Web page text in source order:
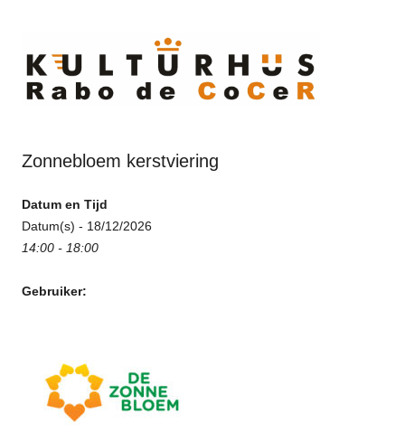
Zonnebloem kerstviering
Datum en Tijd
Datum(s) - 18/12/2026
14:00 - 18:00
Gebruiker: